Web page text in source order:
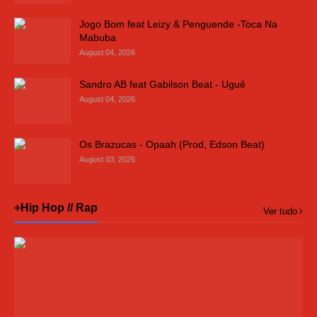
Jogo Bom feat Leizy & Penguende -Toca Na
Mabuba
August 04, 2026
Sandro AB feat Gabilson Beat - Uguê
August 04, 2026
Os Brazucas - Opaah (Prod, Edson Beat)
August 03, 2026
+Hip Hop // Rap Ver tudo